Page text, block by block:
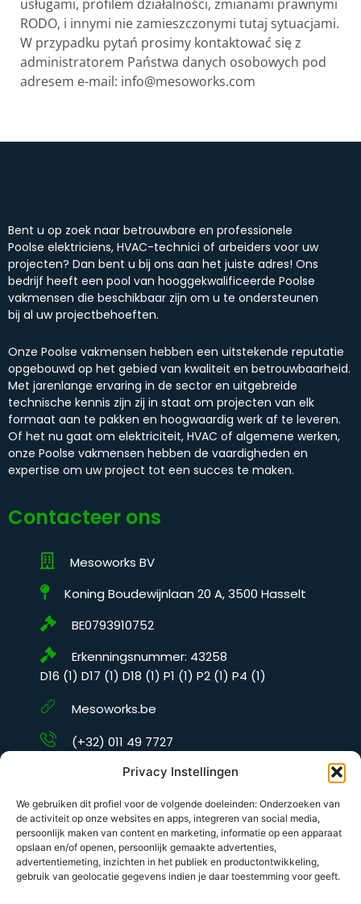
Privacy Instellingen
We gebruiken dit profiel voor de volgende doeleinden: Onderzoeken van
de activiteit op onze websites en apps, integreren van social media,
persoonlijk maken van content en marketing, informatie op een apparaat
opslaan en/of openen, persoonlijk gemaakte advertenties,
advertentiemeting, inzichten in het publiek en productontwikkeling,
gebruik van geolocatie gegevens indien je daar toestemming voor geeft.
usługami, profilem działalności, zmianami prawnymi
RODO, i innymi nie zamieszczonymi tutaj sytuacjami.
W przypadku pytań prosimy kontaktować się z
administratorem Państwa danych osobowych pod
adresem e-mail: info@mesoworks.com
Bent u op zoek naar betrouwbare en professionele
Poolse elektriciens, HVAC-technici of arbeiders voor uw
projecten? Dan bent u bij ons aan het juiste adres! Ons
bedrijf heeft een pool van hooggekwalificeerde Poolse
vakmensen die beschikbaar zijn om u te ondersteunen
bij al uw projectbehoeften.
Onze Poolse vakmensen hebben een uitstekende reputatie
opgebouwd op het gebied van kwaliteit en betrouwbaarheid.
Met jarenlange ervaring in de sector en uitgebreide
technische kennis zijn zij in staat om projecten van elk
formaat aan te pakken en hoogwaardig werk af te leveren.
Of het nu gaat om elektriciteit, HVAC of algemene werken,
onze Poolse vakmensen hebben de vaardigheden en
expertise om uw project tot een succes te maken.
Contacteer ons
Mesoworks BV
Koning Boudewijnlaan 20 A, 3500 Hasselt
BE0793910752
Erkenningsnummer: 43258
D16 (1) D17 (1) D18 (1) P1 (1) P2 (1) P4 (1)
Mesoworks.be
(+32) 011 49 7727
info@mesoworks.com
© 2023 Mesoworks.be – All rights reserved.